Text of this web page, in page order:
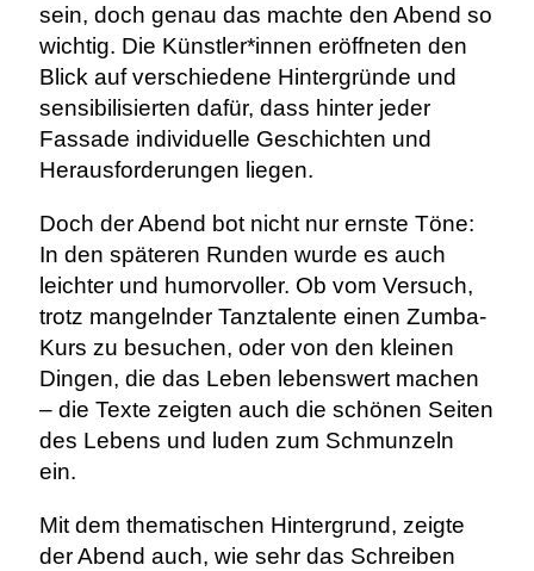
sein, doch genau das machte den Abend so
wichtig. Die Künstler*innen eröffneten den
Blick auf verschiedene Hintergründe und
sensibilisierten dafür, dass hinter jeder
Fassade individuelle Geschichten und
Herausforderungen liegen.
Doch der Abend bot nicht nur ernste Töne:
In den späteren Runden wurde es auch
leichter und humorvoller. Ob vom Versuch,
trotz mangelnder Tanztalente einen Zumba-
Kurs zu besuchen, oder von den kleinen
Dingen, die das Leben lebenswert machen
– die Texte zeigten auch die schönen Seiten
des Lebens und luden zum Schmunzeln
ein.
Mit dem thematischen Hintergrund, zeigte
der Abend auch, wie sehr das Schreiben